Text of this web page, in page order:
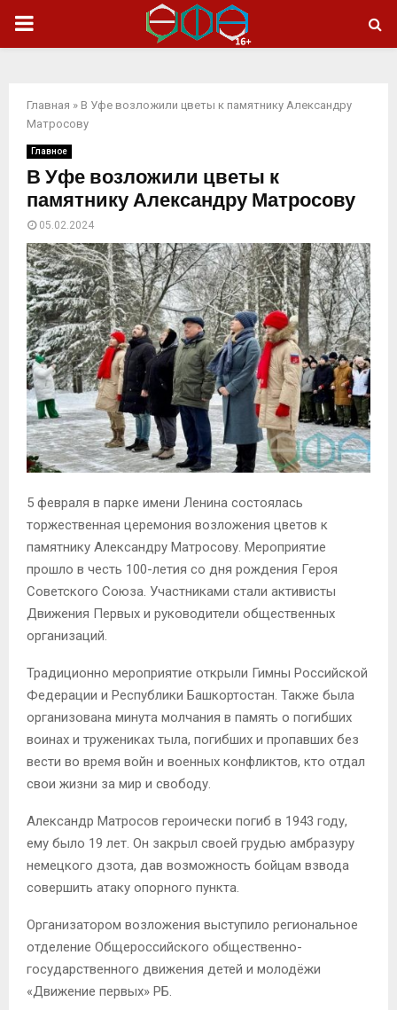
ОСНОВНОЕ
Главная » В Уфе возложили цветы к памятнику Александру
Матросову
Главное
В Уфе возложили цветы к
памятнику Александру Матросову
05.02.2024
5 февраля в парке имени Ленина состоялась
торжественная церемония возложения цветов к
памятнику Александру Матросову. Мероприятие
прошло в честь 100-летия со дня рождения Героя
Советского Союза. Участниками стали активисты
Движения Первых и руководители общественных
организаций.
Традиционно мероприятие открыли Гимны Российской
Федерации и Республики Башкортостан. Также была
организована минута молчания в память о погибших
воинах и тружениках тыла, погибших и пропавших без
вести во время войн и военных конфликтов, кто отдал
свои жизни за мир и свободу.
Александр Матросов героически погиб в 1943 году,
ему было 19 лет. Он закрыл своей грудью амбразуру
немецкого дзота, дав возможность бойцам взвода
совершить атаку опорного пункта.
Организатором возложения выступило региональное
отделение Общероссийского общественно-
государственного движения детей и молодёжи
«Движение первых» РБ.